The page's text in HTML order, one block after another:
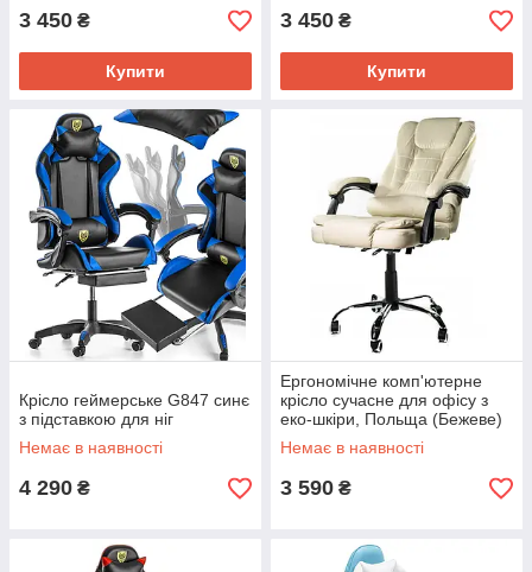
3 450 ₴
Купити
3 450 ₴
Купити
Крісло геймерське G847 синє
з підставкою для ніг
Немає в наявності
4 290 ₴
Ергономічне комп'ютерне
крісло сучасне для офісу з
еко-шкіри, Польща (Бежеве)
Немає в наявності
3 590 ₴